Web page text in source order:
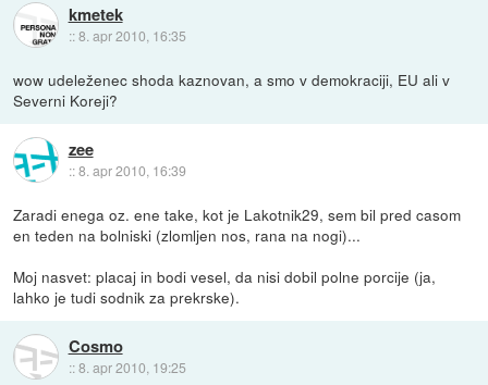
kmetek
::8. apr 2010, 16:35
wow udeleženec shoda kaznovan, a smo v demokraciji, EU ali v
Severni Koreji?
zee
::8. apr 2010, 16:39
Zaradi enega oz. ene take, kot je Lakotnik29, sem bil pred casom
en teden na bolniski (zlomljen nos, rana na nogi)...
Moj nasvet: placaj in bodi vesel, da nisi dobil polne porcije (ja,
lahko je tudi sodnik za prekrske).
Cosmo
::8. apr 2010, 19:25